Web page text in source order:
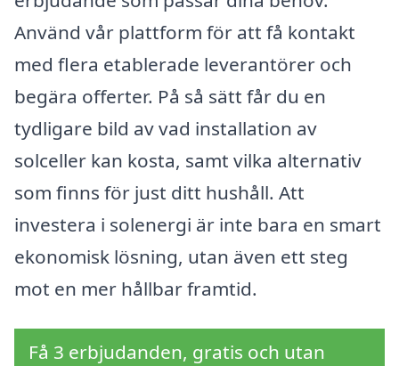
Använd vår plattform för att få kontakt
med flera etablerade leverantörer och
begära offerter. På så sätt får du en
tydligare bild av vad installation av
solceller kan kosta, samt vilka alternativ
som finns för just ditt hushåll. Att
investera i solenergi är inte bara en smart
ekonomisk lösning, utan även ett steg
mot en mer hållbar framtid.
Få 3 erbjudanden, gratis och utan